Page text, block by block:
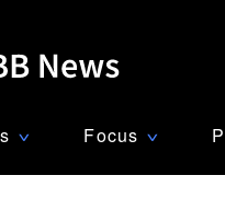
∨ Focus ∨